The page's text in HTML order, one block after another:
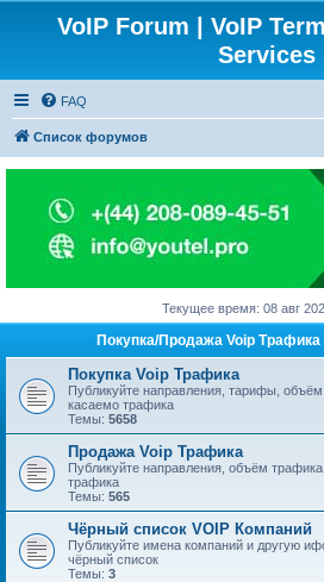
VoIP Forum | VoIP
Services
FAQ
Список форумов
Текущее время: 08 авг
Покупка/Продажа Voip
Покупка Voip Трафика
Публикуйте направления, тарифы,
касаемо трафика
Темы: 5658
Продажа Voip Трафика
Публикуйте направления, объём
трафика
Темы: 565
Чёрный список VOIP Компаний
Публикуйте имена компаний и другую
чёрный список
Темы: 3